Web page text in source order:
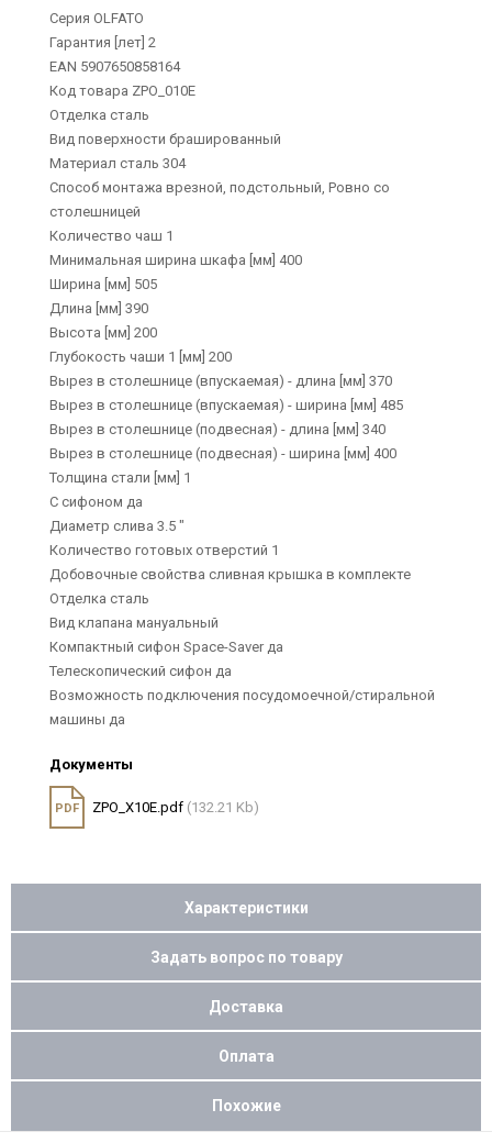
Серия OLFATO
Гарантия [лет] 2
EAN 5907650858164
Код товара ZPO_010E
Отделка сталь
Вид поверхности брашированный
Материал сталь 304
Способ монтажа врезной, подстольный, Ровно со
столешницей
Количество чаш 1
Минимальная ширина шкафа [мм] 400
Ширина [мм] 505
Длина [мм] 390
Высота [мм] 200
Глубокость чаши 1 [мм] 200
Вырез в столешнице (впускаемая) - длина [мм] 370
Вырез в столешнице (впускаемая) - ширина [мм] 485
Вырез в столешнице (подвесная) - длина [мм] 340
Вырез в столешнице (подвесная) - ширина [мм] 400
Толщина стали [мм] 1
С сифоном да
Диаметр слива 3.5 "
Количество готовых отверстий 1
Добовочные свойства сливная крышка в комплекте
Отделка сталь
Вид клапана мануальный
Компактный сифон Space-Saver да
Телескопический сифон да
Возможность подключения посудомоечной/стиральной
машины да
Документы
PDF ZPO_X10E.pdf (132.21 Kb)
Характеристики
Задать вопрос по товару
Доставка
Оплата
Похожие